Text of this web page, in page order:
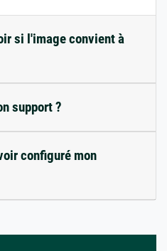
si l'image convient à
support ?
configuré mon